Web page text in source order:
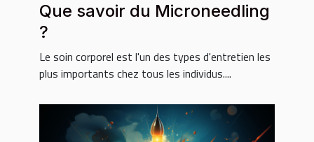
Que savoir du Microneedling
?
Le soin corporel est l'un des types d'entretien les
plus importants chez tous les individus....